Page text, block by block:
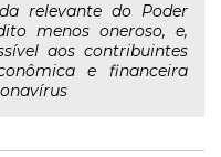
relevante do Poder
menos oneroso, e,
aos contribuintes
e financeira